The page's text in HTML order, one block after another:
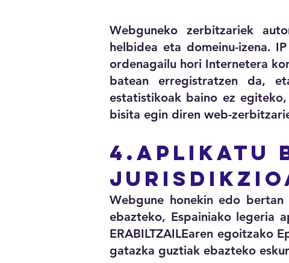
Webguneko zerbitzariek
helbidea eta domeinu-izena.
ordenagailu hori Internetera
batean erregistratzen da,
estatistikoak baino ez
bisita egin diren web-
4.APLIKATU
Webgune honekin edo
ebazteko, Espainiako legeria
ERABILTZAILEaren egoitzako
gatazka guztiak ebazteko